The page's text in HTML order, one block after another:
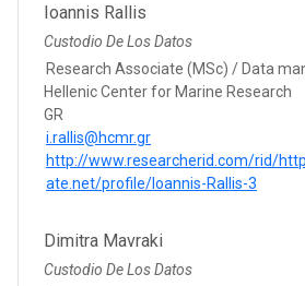
Ioannis Rallis
Custodio De Los Datos
Research Associate (MSc) / Data
Hellenic Center for Marine Research
GR
i.rallis@hcmr.gr
http://www.researcherid.com/rid/
ate.net/profile/Ioannis-Rallis-3
Dimitra Mavraki
Custodio De Los Datos